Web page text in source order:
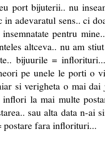
port bijuterii.. nu
in adevaratul sens.. ci
pentru
altceva.. nu am
bijuurile =
pe unele le porti o
si verigheta o mai dai
la mai multe
sau alta data n-ai
postare fara inflorituri...